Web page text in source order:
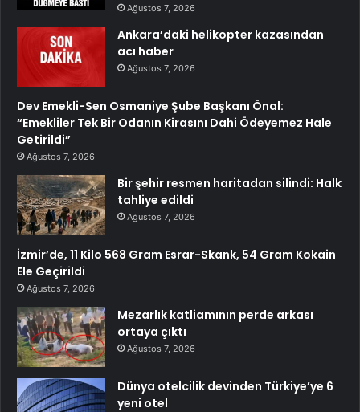
Ağustos 7, 2026
Ankara’daki helikopter kazasından
acı haber
Ağustos 7, 2026
Dev Emekli-Sen Osmaniye Şube Başkanı Önal:
“Emekliler Tek Bir Odanın Kirasını Dahi Ödeyemez Hale
Getirildi”
Ağustos 7, 2026
Bir şehir resmen haritadan silindi: Halk
tahliye edildi
Ağustos 7, 2026
İzmir’de, 11 Kilo 568 Gram Esrar-Skank, 54 Gram Kokain
Ele Geçirildi
Ağustos 7, 2026
Mezarlık katliamının perde arkası
ortaya çıktı
Ağustos 7, 2026
Dünya otelcilik devinden Türkiye’ye 6
yeni otel